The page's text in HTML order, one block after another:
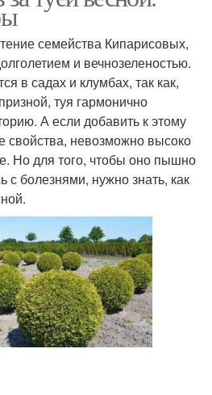
семейства Кипарисовых,
и вечнозеленостью.
в садах и клумбах, так как,
туя гармонично
А если добавить к этому
невозможно высоко
Но для того, чтобы оно пышно
с болезнями, нужно знать, как